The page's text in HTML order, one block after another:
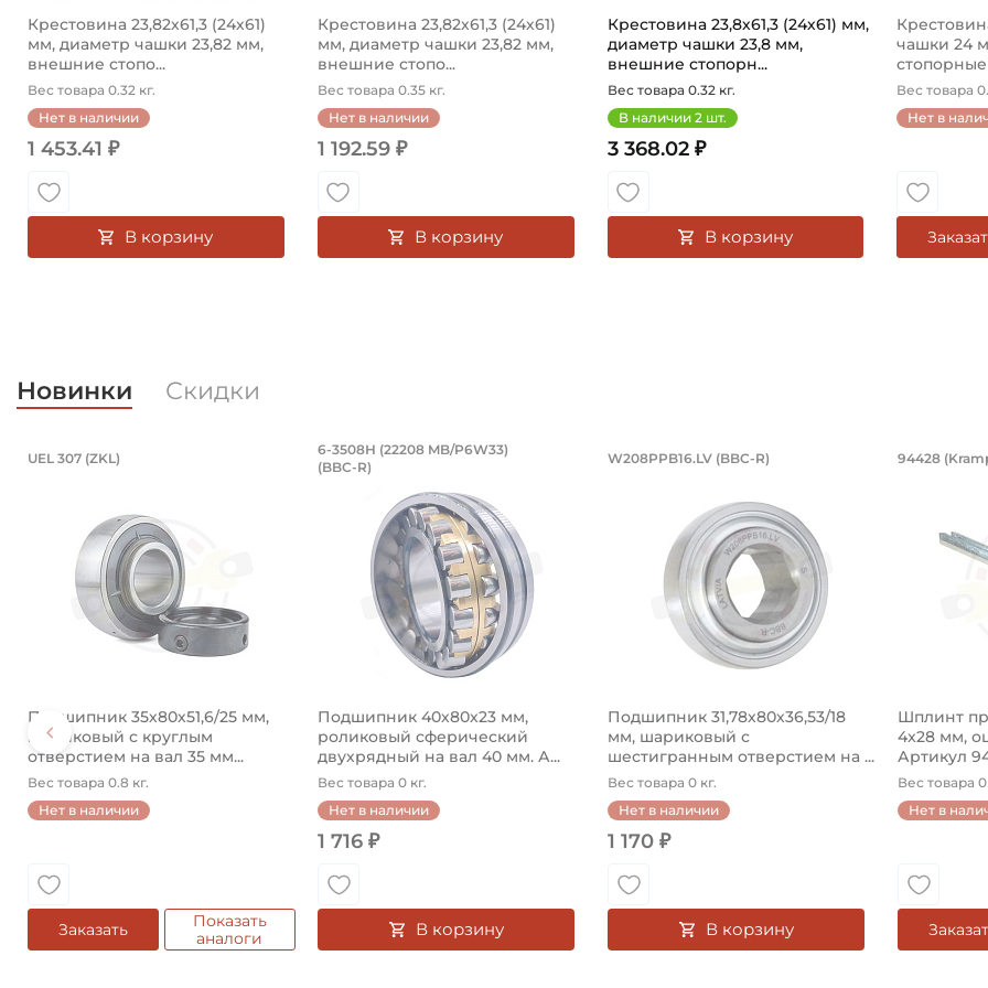
Крестовина 23,82х61,3 (24х61)
мм, диаметр чашки 23,82 мм,
внешние стопо...
Вес товара 0.32 кг.
Нет в наличии
1 453.41 ₽
В корзину
Крестовина 23,82х61,3 (24х61)
мм, диаметр чашки 23,82 мм,
внешние стопо...
Вес товара 0.35 кг.
Нет в наличии
1 192.59 ₽
В корзину
Крестовина 23,8х61,3 (24х61) мм,
диаметр чашки 23,8 мм,
внешние стопорн...
Вес товара 0.32 кг.
В наличии 2шт.
3 368.02 ₽
В корзину
чашки 24
стопорные
Вес товара
Нет в
Новинки Скидки
Подшипник 35х80х51,6/25 мм, шариковый с круглым отверстием на
Подшипник 35х80х51,6/25 мм, шариковый с круглым отверстием на вал 35 мм, сферическое наружное
UEL 307 (ZKL)
Подшипник 35х80х51,6/25 мм,
шариковый с круглым
отверстием на вал 35 мм...
Вес товара 0.8 кг.
Нет в наличии
Заказать
Показать
аналоги
Подшипник 40х80х23 мм, роликовый
Подшипник 6-3508Н (22208 MB/P6W33) (BBC-R), сферический роликовый
6-3508Н (22208 MB/P6W33)
(BBC-R)
Подшипник 40х80х23 мм,
роликовый сферический
двухрядный на вал 40 мм. А...
Вес товара 0 кг.
Нет в наличии
1 716 ₽
В корзину
Подшипник 31,78х80х36,53/
W208PPB16.LV (BBC-R)
Подшипник 31,78х80х36,53/18
мм, шариковый с
шестигранным отверстием на ...
Вес товара 0 кг.
Нет в наличии
1 170 ₽
В корзину
94428
Шплинт
4x28 мм,
Артикул
Вес товара 0
Нет в